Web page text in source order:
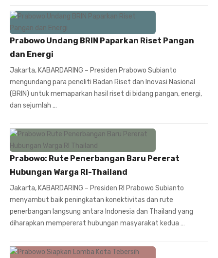
Prabowo Undang BRIN Paparkan Riset Pangan
dan Energi
Jakarta, KABARDARING – Presiden Prabowo Subianto
mengundang para peneliti Badan Riset dan Inovasi Nasional
(BRIN) untuk memaparkan hasil riset di bidang pangan, energi,
dan sejumlah …
Prabowo: Rute Penerbangan Baru Pererat
Hubungan Warga RI-Thailand
Jakarta, KABARDARING – Presiden RI Prabowo Subianto
menyambut baik peningkatan konektivitas dan rute
penerbangan langsung antara Indonesia dan Thailand yang
diharapkan mempererat hubungan masyarakat kedua …